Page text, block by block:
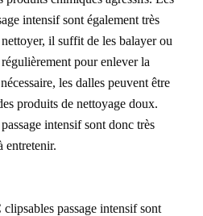
intensif sont également très
il suffit de les balayer ou
pour enlever la
les dalles peuvent être
produits de nettoyage doux.
intensif sont donc très
entretenir.
passage intensif sont